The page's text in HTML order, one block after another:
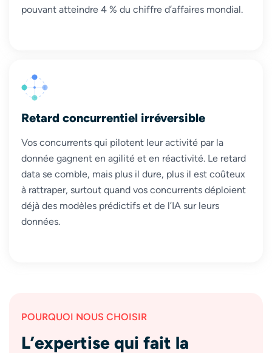
pouvant atteindre 4 % du chiffre d’affaires mondial.
Retard concurrentiel irréversible
Vos concurrents qui pilotent leur activité par la
donnée gagnent en agilité et en réactivité. Le retard
data se comble, mais plus il dure, plus il est coûteux
à rattraper, surtout quand vos concurrents déploient
déjà des modèles prédictifs et de l’IA sur leurs
données.
POURQUOI NOUS CHOISIR
L’expertise qui fait la